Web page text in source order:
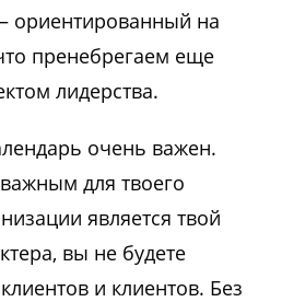
ориентированный на
пренебрегаем еще
лидерства.
очень важен.
для твоего
является твой
вы не будете
и клиентов. Без